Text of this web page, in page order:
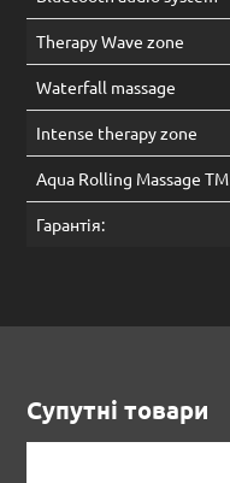
Therapy Wave zone
Waterfall massage
Intense therapy zone
Aqua Rolling Massage TM
Гарантія:
Супутні товари